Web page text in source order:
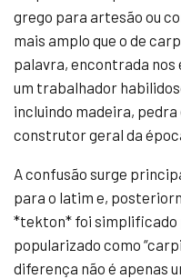
grego para artesão ou
mais amplo que o de
palavra, encontrada nos
um trabalhador
incluindo madeira,
construtor geral da
A confusão surge
para o latim e,
*tekton* foi simplificado
popularizado como
diferença não é apenas